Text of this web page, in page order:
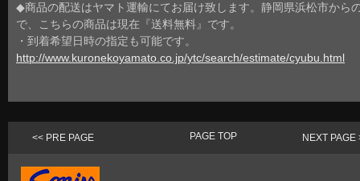
◆商品の配送はヤマト運輸にてお届け致します。静岡県浜松市から
で、こちらの商品は現在『送料無料』です。
・到着希望日時の指定も可能です。
http://www.kuronekoyamato.co.jp/ytc/search/estimate/cyubu.html
<< PRE PAGE NEXT PAGE
PAGE TOP